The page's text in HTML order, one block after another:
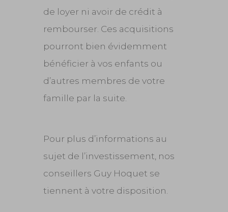
de loyer ni avoir de crédit à
rembourser. Ces acquisitions
pourront bien évidemment
bénéficier à vos enfants ou
d’autres membres de votre
famille par la suite.
Pour plus d’informations au
sujet de l’investissement, nos
conseillers Guy Hoquet se
tiennent à votre disposition.